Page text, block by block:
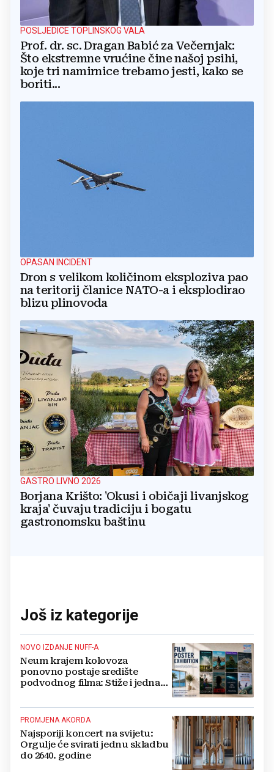
POSLJEDICE TOPLINSKOG VALA
Prof. dr. sc. Dragan Babić za Večernjak:
Što ekstremne vrućine čine našoj psihi,
koje tri namirnice trebamo jesti, kako se
boriti...
OPASAN INCIDENT
Dron s velikom količinom eksploziva pao
na teritorij članice NATO-a i eksplodirao
blizu plinovoda
GASTRO LIVNO 2026
Borjana Krišto: 'Okusi i običaji livanjskog
kraja' čuvaju tradiciju i bogatu
gastronomsku baštinu
Još iz kategorije
NOVO IZDANJE NUFF-A
Neum krajem kolovoza
ponovno postaje središte
podvodnog filma: Stiže i jedna
PROMJENA AKORDA
Najsporiji koncert na svijetu:
Orgulje će svirati jednu skladbu
do 2640. godine